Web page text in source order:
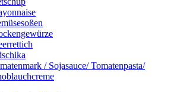
/ Sojasauce/ Tomatenpasta/